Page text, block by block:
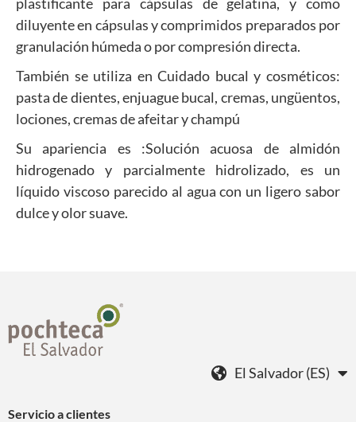
diluyente en cápsulas y comprimidos preparados por
granulación húmeda o por compresión directa.
También se utiliza en Cuidado bucal y cosméticos:
pasta de dientes, enjuague bucal, cremas, ungüentos,
lociones, cremas de afeitar y champú
Su apariencia es :Solución acuosa de almidón
hidrogenado y parcialmente hidrolizado, es un
líquido viscoso parecido al agua con un ligero sabor
dulce y olor suave.
El Salvador (ES)
Servicio a clientes